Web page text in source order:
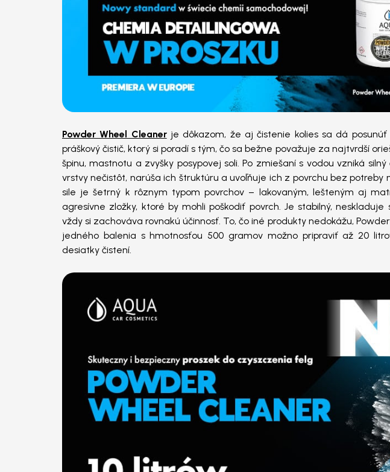
Powder Wheel Cleanerje dôkazom, že aj čistenie kolies sa dá posunúť
práškový čistič, ktorý si poradí s tým, čo sa bežne považuje za najtvrdší
špinu, mastnotu a zvyšky posypovej soli. Po zmiešaní s vodou vzniká
vrstvy nečistôt, narúša ich štruktúru a uvoľňuje ich z povrchu bez potreby
sile je šetrný k rôznym typom povrchov – lakovaným, lešteným aj
agresívne zložky, ktoré by mohli poškodiť povrch. Je stabilný,
vždy si zachováva rovnakú účinnosť. To, čo iné produkty nedokážu,
jedného balenia s hmotnosťou 500 gramov možno pripraviť až 20
desiatky čistení.